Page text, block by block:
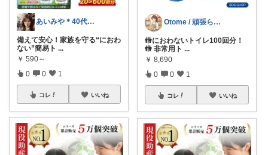
あいみや＊40代🌷くらしを楽しむ
備えて安心！家族を守る“におわ
ない”簡易ト ...
￥ 590～
0 0 1
コレ いいね
Otome / 頑張らない備蓄術📦
🚻におわないトイレ100回分！
🚻 非常用ト ...
￥ 8,690
0 0 1
コレ いいね